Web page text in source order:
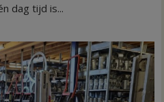
kunstgras
weg
in
Hardenberg
dag tijd is...